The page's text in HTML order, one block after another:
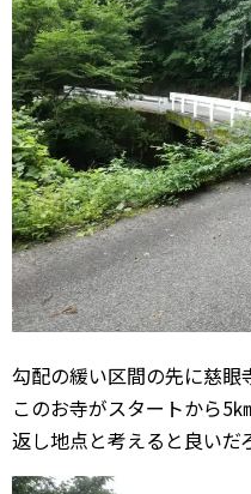
勾配の緩い区間の先に慈眼
このお寺がスタートから5
返し地点と考えると良いだ